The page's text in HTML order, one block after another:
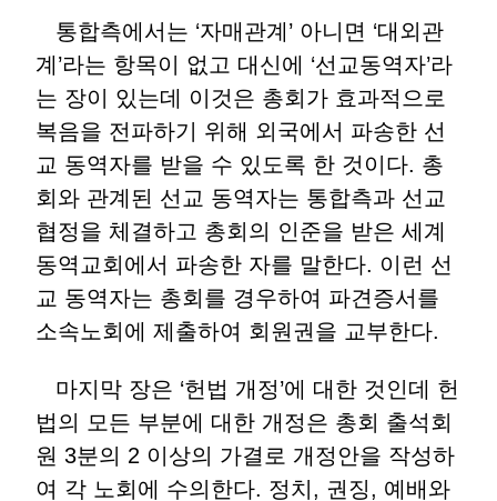
통합측에서는 ‘자매관계’ 아니면 ‘대외관
계’라는 항목이 없고 대신에 ‘선교동역자’라
는 장이 있는데 이것은 총회가 효과적으로
복음을 전파하기 위해 외국에서 파송한 선
교 동역자를 받을 수 있도록 한 것이다. 총
회와 관계된 선교 동역자는 통합측과 선교
협정을 체결하고 총회의 인준을 받은 세계
동역교회에서 파송한 자를 말한다. 이런 선
교 동역자는 총회를 경우하여 파견증서를
소속노회에 제출하여 회원권을 교부한다.
마지막 장은 ‘헌법 개정’에 대한 것인데 헌
법의 모든 부분에 대한 개정은 총회 출석회
원 3분의 2 이상의 가결로 개정안을 작성하
여 각 노회에 수의한다. 정치, 권징, 예배와